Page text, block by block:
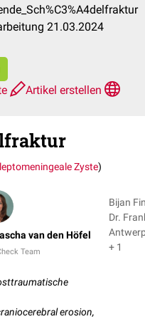
21.03.2024
Artikel erstellen
Zyste)
van den Höfel
Team
Bijan
Dr.
+ 1
erosion,